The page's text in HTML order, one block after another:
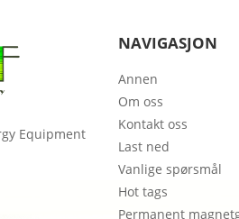
Equipment
NAVIGASJON
Annen
Om oss
Kontakt oss
Last ned
Vanlige spørsmål
Hot tags
Permanent